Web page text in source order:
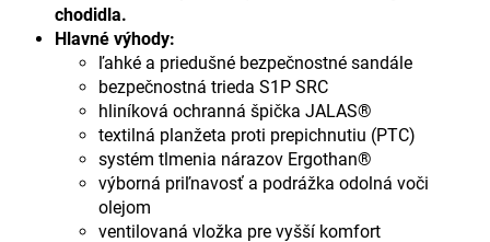
chodidla.
Hlavné výhody:
ľahké a priedušné bezpečnostné sandále
bezpečnostná trieda S1P SRC
hliníková ochranná špička JALAS®
textilná planžeta proti prepichnutiu (PTC)
systém tlmenia nárazov Ergothan®
výborná priľnavosť a podrážka odolná voči
olejom
ventilovaná vložka pre vyšší komfort